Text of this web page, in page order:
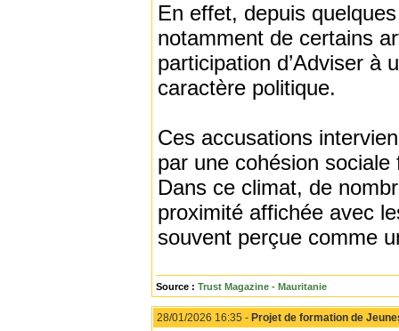
En effet, depuis
notamment de certains
participation d’Adviser à
caractère politique.
Ces accusations
par une cohésion
Dans ce climat, de
proximité affichée avec
souvent perçue comme
Source : Trust Magazine - Mauritanie
28/01/2026 16:35 - Projet de formation de